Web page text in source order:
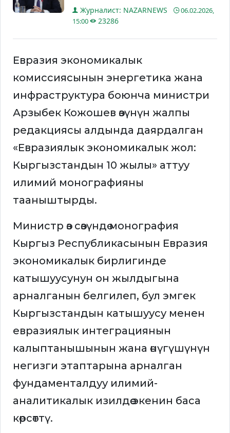
монографияны тааныштырды
Журналист: NAZARNEWS
06.02.2026,
15:00
23286
Евразия экономикалык
комиссиясынын энергетика жана
инфраструктура боюнча министри
Арзыбек Кожошев өзүнүн жалпы
редакциясы алдында даярдалган
«Евразиялык экономикалык жол:
Кыргызстандын 10 жылы» аттуу
илимий монографияны
тааныштырды.
Министр өз сөзүндө монография
Кыргыз Республикасынын Евразия
экономикалык бирлигинде
катышуусунун он жылдыгына
арналганын белгилеп, бул эмгек
Кыргызстандын катышуусу менен
евразиялык интеграциянын
калыптанышынын жана өнүгүшүнүн
негизги этаптарына арналган
фундаменталдуу илимий-
аналитикалык изилдөө экенин баса
көрсөттү.